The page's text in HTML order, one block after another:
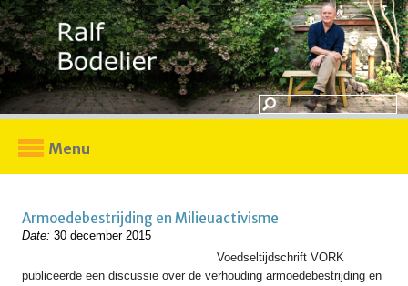
Menu
Armoedebestrijding en Milieuactivisme
Date: 30 december 2015
Voedseltijdschrift VORK
publiceerde een discussie over de verhouding armoedebestrijding en